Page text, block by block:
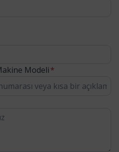
Modeli*